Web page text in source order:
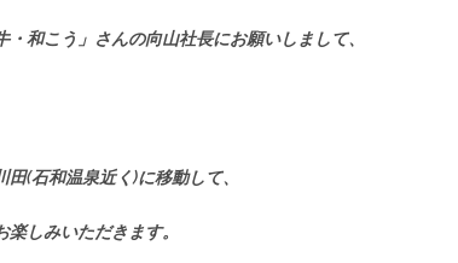
和こう」さんの向山社長にお願いしまして、
(石和温泉近く)に移動して、
しみいただきます。